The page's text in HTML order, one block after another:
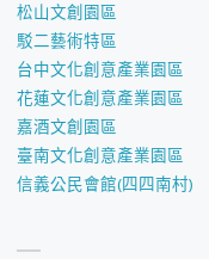
松山文創園區
駁二藝術特區
台中文化創意產業園區
花蓮文化創意產業園區
嘉酒文創園區
臺南文化創意產業園區
信義公民會館(四四南村)